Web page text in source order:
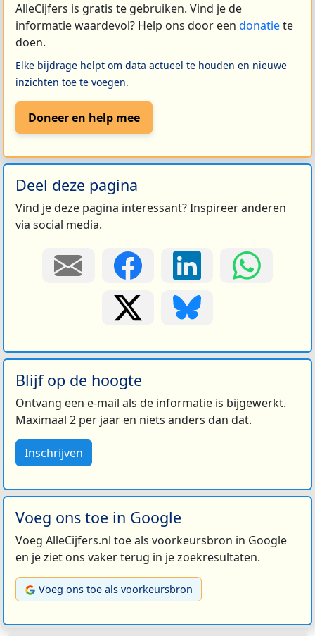
AlleCijfers is gratis te gebruiken. Vind je de
informatie waardevol? Help ons door een donatiete
doen.
Elke bijdrage helpt om data actueel te houden en nieuwe
inzichten toe te voegen.
Doneer en help mee
Deel deze pagina
Vind je deze pagina interessant? Inspireer anderen
via social media.
Blijf op de hoogte
Ontvang een e-mail als de informatie is bijgewerkt.
Maximaal 2 per jaar en niets anders dan dat.
Inschrijven
Voeg ons toe in Google
Voeg AlleCijfers.nl toe als voorkeursbron in Google
en je ziet ons vaker terug in je zoekresultaten.
Voeg ons toe als voorkeursbron